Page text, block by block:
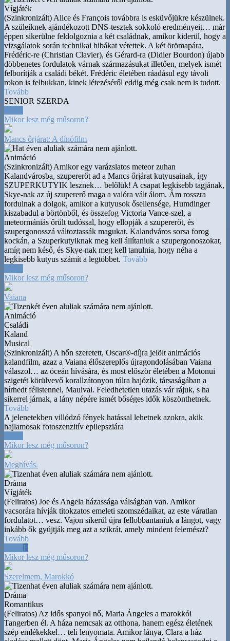
Vígjáték
(Szinkronizált) Alice és François továbbra is esküvőjükre készülnek.
A szüleiknek ajándékozott DNS-tesztek sokkoló eredményeit… már
éppen sikerülne feldolgoznia a két családnak, amikor kiderül, hogy a
vizsgálatok során technikai hibákat vétettek. A két örömapára,
Frédéric-re (Christian Clavier), és Gérard-ra (Didier Bourdon) újabb
döbbenetes fordulatok várnak származásukat illetően, melyek ismét
felborítják a családi békét. Frédéric életében ráadásul egy távoli
rokon is felbukkan, kinek létezéséről eddig még csak nem is tudott.
Tovább
SENIOR SZERDA
Mikor lesz még műsoron?
Mancs őrjárat: A dínófilm
Animáció
(Szinkronizált) Amikor egy varázslatos meteor zuhan
Kalandvárosba, szupererőt ad a Mancs őrjárat kutyusainak, így
SZUPERKUTYIK lesznek… belőlük! A csapat legkisebb tagjának,
Skye-nak az új szupererő maga a valóra vált álom. Ám rosszra
fordulnak a dolgok, amikor a kutyusok ősellensége, Humdinger
kiszabadul a börtönből, és összefog Victoria Vance-szel, a
meteormániás őrült tudóssal, hogy ellopják a szupererőt, és
szupergonosszá változtassák magukat. Kalandváros sorsa forog
kockán, a Szuperkutyiknak meg kell állítaniuk a szupergonoszokat,
amíg nem késő, és Skye-nak meg kell tanulnia, hogy néha a
legkisebb kutyus számít a legtöbbet. Tovább
Mikor lesz még műsoron?
Vaiana
Animáció
Családi
Kaland
Musical
(Szinkronizált) A hőn szeretett, Oscar®-díjra jelölt animációs
kalandfilm, azaz a Vaiana élőszereplős újragondolásában Vaiana
válaszol… az óceán hívására, és most először életében a Motonui
szigetét körülvevő korallzátonyon túlra hajózik, társaságában a
hírhedt félistennel, Mauival. Feledhetetlen utazás vár rájuk, s ha
sikerrel járnak, a lány népére ismét bőséges idők köszönthetnek.
Tovább
A jelenetekben villódzó fények hatással lehetnek azokra, akik
hajlamosak fotoszenzitív epilepsziára
Mikor lesz még műsoron?
Meghívás.
Dráma
Vígjáték
(Feliratos) Joe és Angela házassága válságban van. Amikor
vacsorára hívják titokzatos emeleti szomszédaikat, az este váratlan
fordulatot… vesz. Vajon sikerül újra fellobbantaniuk a lángot, vagy
inkább ők gyújtják meg azt a szikrát, amely mindent felemészt?
Tovább
F
Mikor lesz még műsoron?
Szerelmem, Marokkó
Dráma
Romantikus
(Feliratos) Az idős spanyol nő, Maria Ángeles a marokkói
Tangerben él. A háza nemcsak az otthona, hanem egész életének
szép emlékekkel… teli lenyomata. Amikor lánya, Clara a ház